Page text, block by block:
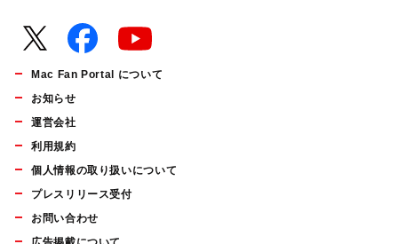
Mac Fan Portal について
お知らせ
運営会社
利用規約
個人情報の取り扱いについて
プレスリリース受付
お問い合わせ